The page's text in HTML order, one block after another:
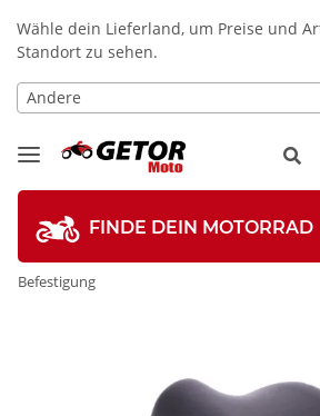
Wähle dein Lieferland, um Preise und
Standort zu sehen.
Andere
FINDE DEIN MOTORRAD
Befestigung